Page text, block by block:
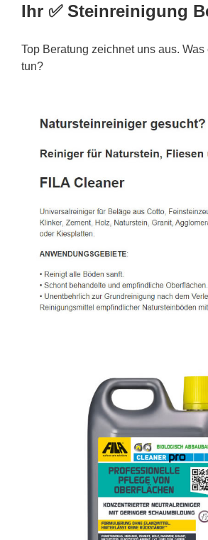
Ihr ✅ Steinreinigung
Top Beratung zeichnet uns aus.
tun?